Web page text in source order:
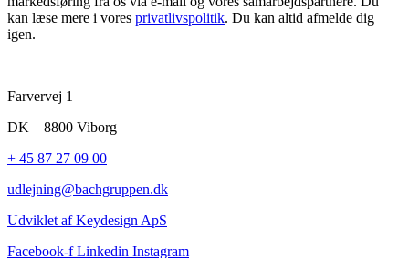
kan læse mere i vores privatlivspolitik. Du kan altid afmelde dig
igen.
Farvervej 1
DK – 8800 Viborg
+ 45 87 27 09 00
udlejning@bachgruppen.dk
Udviklet af Keydesign ApS
Facebook-f Linkedin Instagram